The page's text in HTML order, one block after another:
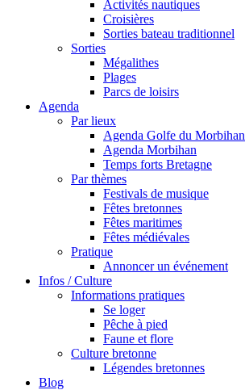
Activités nautiques
Croisières
Sorties bateau traditionnel
Sorties
Mégalithes
Plages
Parcs de loisirs
Agenda
Par lieux
Agenda Golfe du Morbihan
Agenda Morbihan
Temps forts Bretagne
Par thèmes
Festivals de musique
Fêtes bretonnes
Fêtes maritimes
Fêtes médiévales
Pratique
Annoncer un événement
Infos / Culture
Informations pratiques
Se loger
Pêche à pied
Faune et flore
Culture bretonne
Légendes bretonnes
Blog